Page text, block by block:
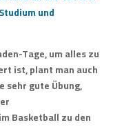
und
Tage, um alles zu
ist, plant man auch
sehr gute Übung,
Basketball zu den